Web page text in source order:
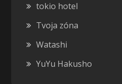
tokio hotel
Tvoja zóna
Watashi
YuYu Hakusho